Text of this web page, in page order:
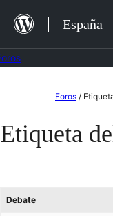
contenido
España
contenido
Foros /
Etiqueta
Debate